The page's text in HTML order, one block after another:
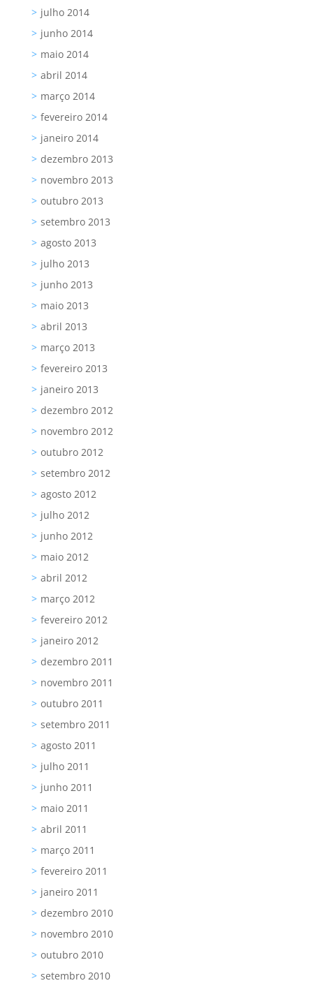
julho 2014
junho 2014
maio 2014
abril 2014
março 2014
fevereiro 2014
janeiro 2014
dezembro 2013
novembro 2013
outubro 2013
setembro 2013
agosto 2013
julho 2013
junho 2013
maio 2013
abril 2013
março 2013
fevereiro 2013
janeiro 2013
dezembro 2012
novembro 2012
outubro 2012
setembro 2012
agosto 2012
julho 2012
junho 2012
maio 2012
abril 2012
março 2012
fevereiro 2012
janeiro 2012
dezembro 2011
novembro 2011
outubro 2011
setembro 2011
agosto 2011
julho 2011
junho 2011
maio 2011
abril 2011
março 2011
fevereiro 2011
janeiro 2011
dezembro 2010
novembro 2010
outubro 2010
setembro 2010